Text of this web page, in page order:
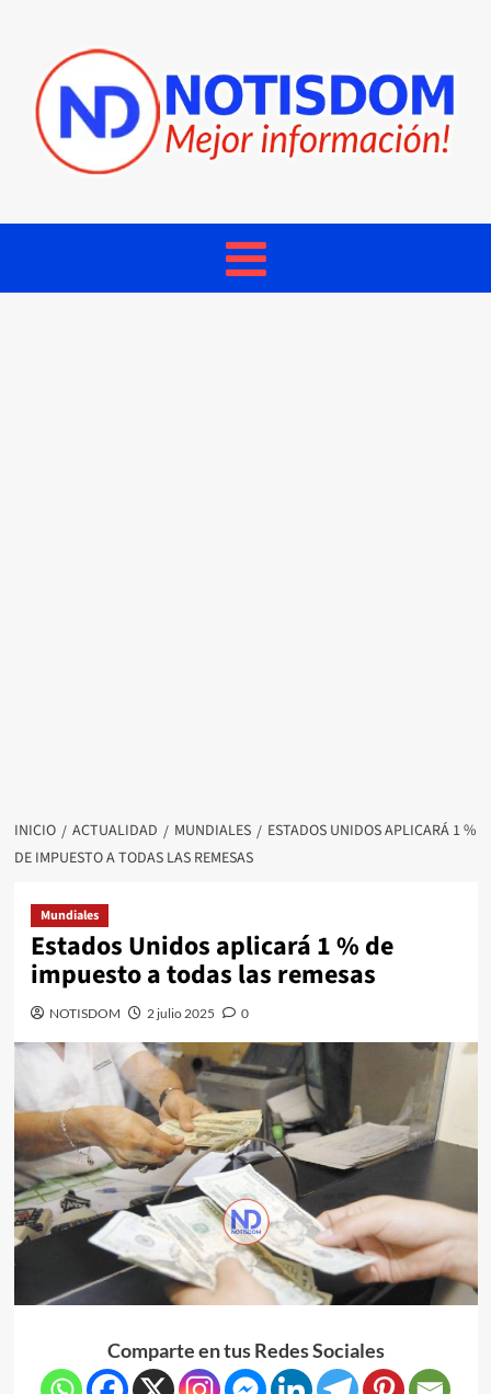
INICIO ACTUALIDAD MUNDIALES
ESTADOS UNIDOS APLICARÁ 1 %
DE IMPUESTO A TODAS LAS REMESAS
Mundiales
Estados Unidos aplicará 1 % de
impuesto a todas las remesas
NOTISDOM 2 julio 2025 0
Comparte en tus Redes Sociales